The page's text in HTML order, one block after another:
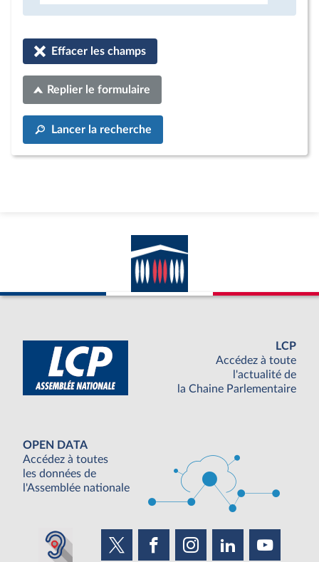
Effacer les champs
Replier le formulaire
Lancer la recherche
LCP
Accédez à toute
l'actualité de
la Chaine Parlementaire
OPEN DATA
Accédez à toutes
les données de
l'Assemblée nationale